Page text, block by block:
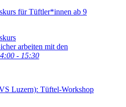
für Tüftler*innen ab 9
arbeiten mit den
- 15:30
Luzern): Tüftel-Workshop